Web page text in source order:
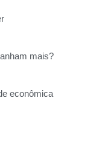
mais?
econômica